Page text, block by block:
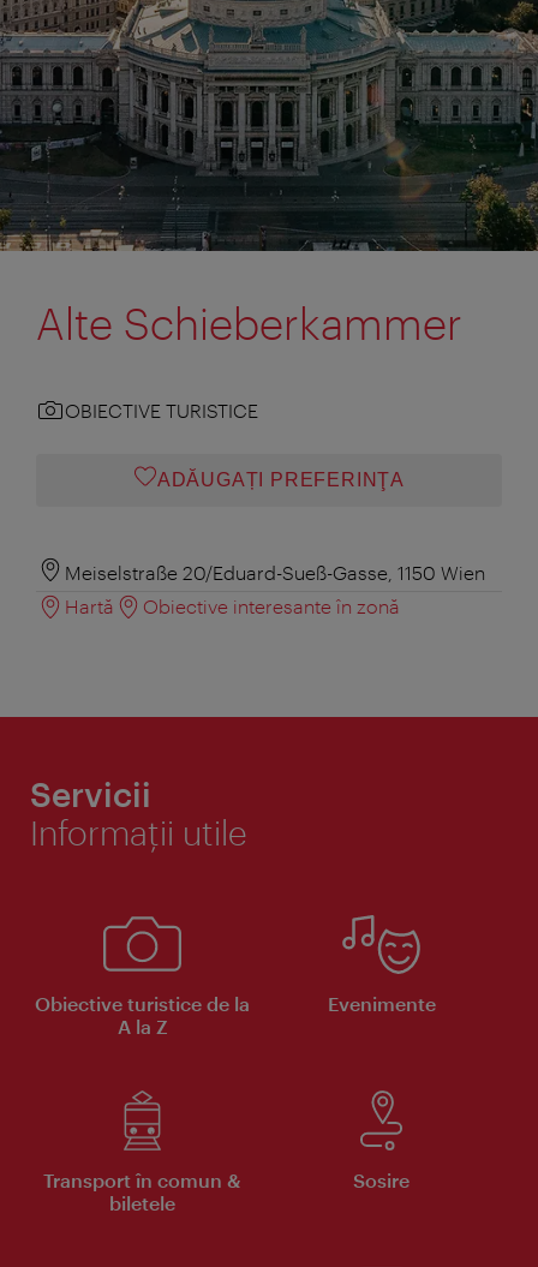
Alte Schieberkammer
OBIECTIVE TURISTICE
ADĂUGAȚI PREFERINŢA
Meiselstraße 20/Eduard-Sueß-Gasse, 1150 Wien
Hartă
Obiective interesante în zonă
Servicii
Informaţii utile
Obiective turistice de la
A la Z
Evenimente
Transport în comun &
biletele
Sosire